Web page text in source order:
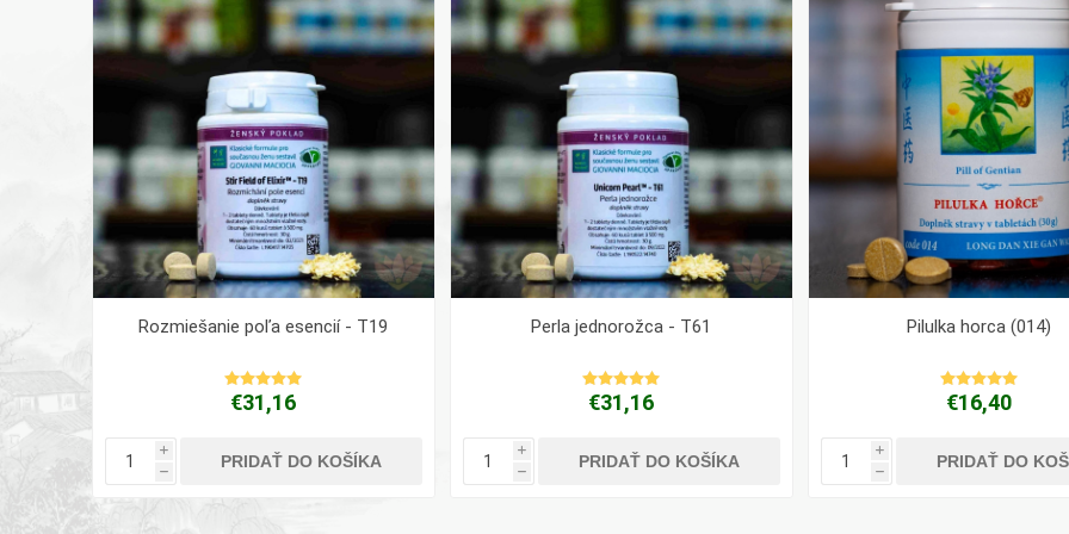
Rozmiešanie poľa esencií - T19
€31,16
i
h
PRIDAŤ DO KOŠÍKA
Perla jednorožca - T61
€31,16
i
h
PRIDAŤ DO KOŠÍKA
Pilulka horca (014)
€16,40
i
h
PRIDAŤ DO